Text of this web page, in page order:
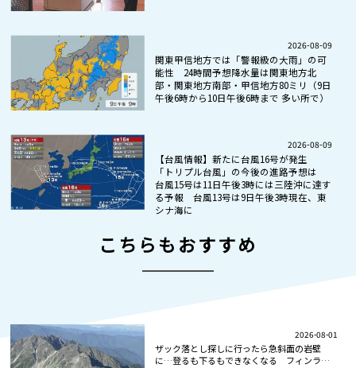
2026-08-09
関東甲信地方では「警報級の大雨」の可
能性 24時間予想降水量は関東地方北
部・関東地方南部・甲信地方80ミリ（9日
午後6時から10日午後6時まで 多い所で）
2026-08-09
【台風情報】新たに台風16号が発生
「トリプル台風」の今後の進路予想は
台風15号は11日午後3時には三陸沖に達す
る予報 台風13号は9日午後3時現在、東
シナ海に
こちらもおすすめ
2026-08-01
ザック落とし探しに行ったら急斜面の岩壁
に…登るも下るもできなくなる フィンラン